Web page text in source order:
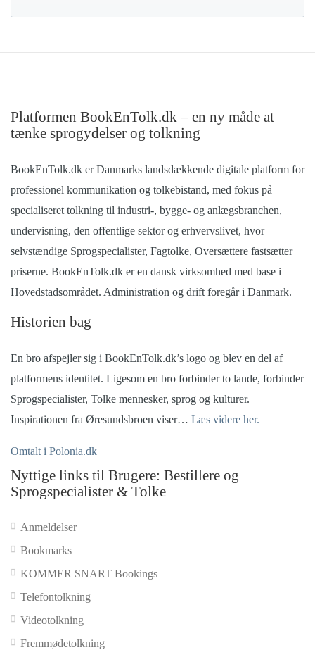
Platformen BookEnTolk.dk – en ny måde at
tænke sprogydelser og tolkning
BookEnTolk.dk er Danmarks landsdækkende digitale platform for
professionel kommunikation og tolkebistand, med fokus på
specialiseret tolkning til industri-, bygge- og anlægsbranchen,
undervisning, den offentlige sektor og erhvervslivet, hvor
selvstændige Sprogspecialister, Fagtolke, Oversættere fastsætter
priserne. BookEnTolk.dk er en dansk virksomhed med base i
Hovedstadsområdet. Administration og drift foregår i Danmark.
Historien bag
En bro afspejler sig i BookEnTolk.dk’s logo og blev en del af
platformens identitet. Ligesom en bro forbinder to lande, forbinder
Sprogspecialister, Tolke mennesker, sprog og kulturer.
Inspirationen fra Øresundsbroen viser… Læs videre her.
Omtalt i Polonia.dk
Nyttige links til Brugere: Bestillere og
Sprogspecialister & Tolke
Anmeldelser
Bookmarks
KOMMER SNART Bookings
Telefontolkning
Videotolkning
Fremmødetolkning